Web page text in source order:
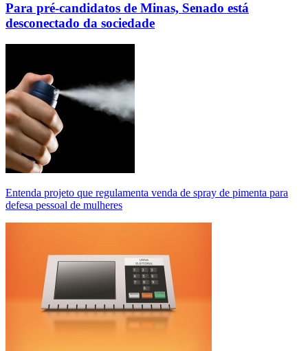
Para pré-candidatos de Minas, Senado está
desconectado da sociedade
Entenda projeto que regulamenta venda de spray de pimenta para
defesa pessoal de mulheres